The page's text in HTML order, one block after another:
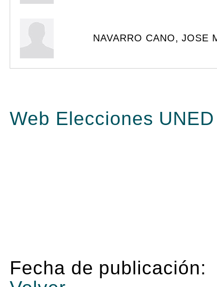
NAVARRO CANO, JOSE
Web Elecciones
Fecha de publicación: